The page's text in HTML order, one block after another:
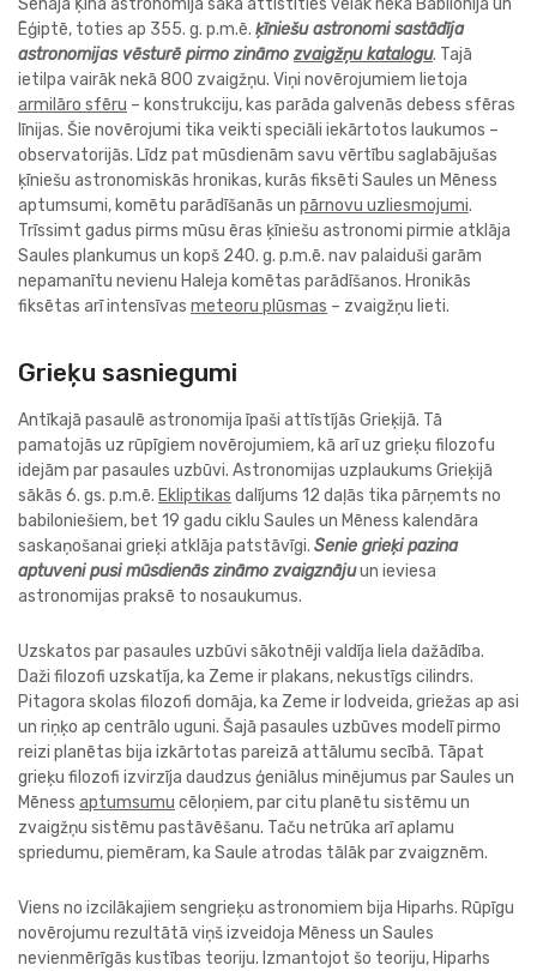
Senajā Ķīnā astronomija sāka attīstīties vēlāk nekā Babilonijā un
Ēģiptē, toties ap 355. g. p.m.ē. ķīniešu astronomi sastādīja
astronomijas vēsturē pirmo zināmozvaigžņu katalogu. Tajā
ietilpa vairāk nekā 800 zvaigžņu. Viņi novērojumiem lietoja
armilāro sfēru – konstrukciju, kas parāda galvenās debess sfēras
līnijas. Šie novērojumi tika veikti speciāli iekārtotos laukumos –
observatorijās. Līdz pat mūsdienām savu vērtību saglabājušas
ķīniešu astronomiskās hronikas, kurās fiksēti Saules un Mēness
aptumsumi, komētu parādīšanās un pārnovu uzliesmojumi.
Trīssimt gadus pirms mūsu ēras ķīniešu astronomi pirmie atklāja
Saules plankumus un kopš 240. g. p.m.ē. nav palaiduši garām
nepamanītu nevienu Haleja komētas parādīšanos. Hronikās
fiksētas arī intensīvas meteoru plūsmas – zvaigžņu lieti.
Grieķu sasniegumi
Antīkajā pasaulē astronomija īpaši attīstījās Grieķijā. Tā
pamatojās uz rūpīgiem novērojumiem, kā arī uz grieķu filozofu
idejām par pasaules uzbūvi. Astronomijas uzplaukums Grieķijā
sākās 6. gs. p.m.ē. Ekliptikas dalījums 12 daļās tika pārņemts no
babiloniešiem, bet 19 gadu ciklu Saules un Mēness kalendāra
saskaņošanai grieķi atklāja patstāvīgi. Senie grieķi pazina
aptuveni pusi mūsdienās zināmo zvaigznājuun ieviesa
astronomijas praksē to nosaukumus.
Uzskatos par pasaules uzbūvi sākotnēji valdīja liela dažādība.
Daži filozofi uzskatīja, ka Zeme ir plakans, nekustīgs cilindrs.
Pitagora skolas filozofi domāja, ka Zeme ir lodveida, griežas ap asi
un riņķo ap centrālo uguni. Šajā pasaules uzbūves modelī pirmo
reizi planētas bija izkārtotas pareizā attālumu secībā. Tāpat
grieķu filozofi izvirzīja daudzus ģeniālus minējumus par Saules un
Mēness aptumsumu cēloņiem, par citu planētu sistēmu un
zvaigžņu sistēmu pastāvēšanu. Taču netrūka arī aplamu
spriedumu, piemēram, ka Saule atrodas tālāk par zvaigznēm.
Viens no izcilākajiem sengrieķu astronomiem bija Hiparhs. Rūpīgu
novērojumu rezultātā viņš izveidoja Mēness un Saules
nevienmērīgās kustības teoriju. Izmantojot šo teoriju, Hiparhs